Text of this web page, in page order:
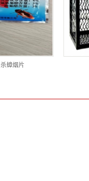
杀蟑烟片